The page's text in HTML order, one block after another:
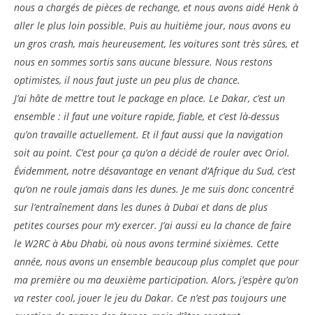
nous a chargés de pièces de rechange, et nous avons aidé Henk à
aller le plus loin possible. Puis au huitième jour, nous avons eu
un gros crash, mais heureusement, les voitures sont très sûres, et
nous en sommes sortis sans aucune blessure. Nous restons
optimistes, il nous faut juste un peu plus de chance.
J’ai hâte de mettre tout le package en place. Le Dakar, c’est un
ensemble : il faut une voiture rapide, fiable, et c’est là-dessus
qu’on travaille actuellement. Et il faut aussi que la navigation
soit au point. C’est pour ça qu’on a décidé de rouler avec Oriol.
Évidemment, notre désavantage en venant d’Afrique du Sud, c’est
qu’on ne roule jamais dans les dunes. Je me suis donc concentré
sur l’entraînement dans les dunes à Dubaï et dans de plus
petites courses pour m’y exercer. J’ai aussi eu la chance de faire
le W2RC à Abu Dhabi, où nous avons terminé sixièmes. Cette
année, nous avons un ensemble beaucoup plus complet que pour
ma première ou ma deuxième participation. Alors, j’espère qu’on
va rester cool, jouer le jeu du Dakar. Ce n’est pas toujours une